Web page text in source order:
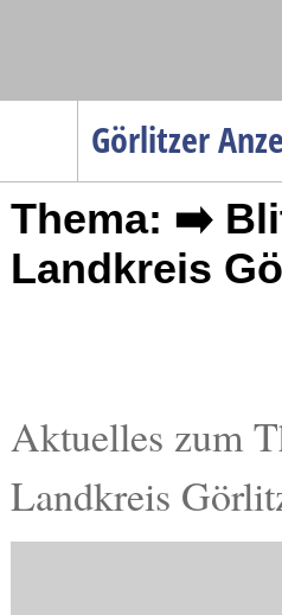
Görlitzer
Menüpunkte
Startseite
Gesellschaft
Gesundheit
Thema: ➡️
Landkreis
Aktuelles zum
Landkreis